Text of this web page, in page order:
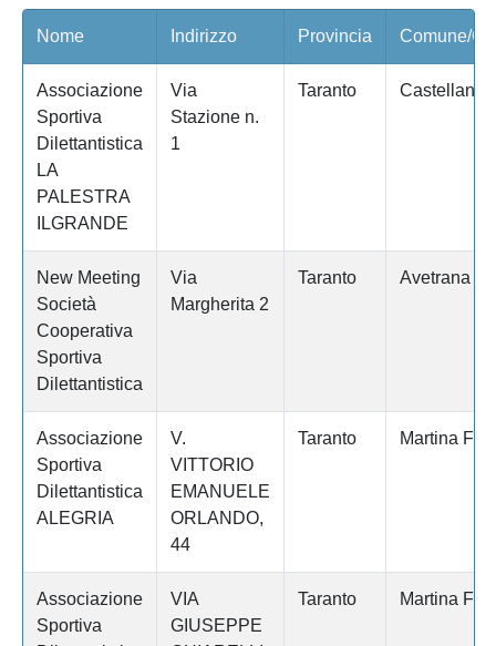
Nome Indirizzo Provincia Comune/
Associazione
Sportiva
Dilettantistica
LA
PALESTRA
ILGRANDE
Via
Stazione n.
1
Taranto
New Meeting
Società
Cooperativa
Sportiva
Dilettantistica
Via
Margherita 2
Taranto Avetrana
Associazione
Sportiva
Dilettantistica
ALEGRIA
V.
VITTORIO
EMANUELE
ORLANDO,
44
Taranto Martina
Associazione
Sportiva
VIA
GIUSEPPE
Taranto Martina